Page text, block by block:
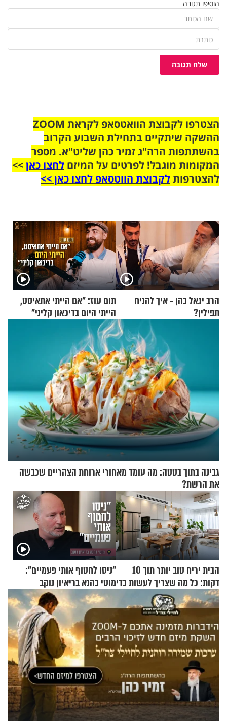
הוסיפו תגובה
שלח תגובה
הצטרפו לקבוצת הוואטסאפ לקראת ZOOM
ההשקה שיתקיים בתחילת השבוע הקרוב
בהשתתפות הרה"ג זמיר כהן שליט"א. מספר
המקומות מוגבל! לפרטים על המיזם לחצו כאן>>
להצטרפותלקבוצת הווטסאפ לחצו כאן >>
הרב יגאל כהן - איך להניח
תפילין?
תום עוז: "אם הייתי אתאיסט,
הייתי היום בדיכאון קליני"
גבינה בתוך בטטה: מה עומד מאחורי ארוחת הצהריים שכבשה
את הרשת?
הבית יריח טוב יותר תוך 10
דקות: כל מה שצריך לעשות כדי
לרענן את הבית
"ניסו לחטוף אותי פעמיים":
מוטי כהנא בריאיון נוקב